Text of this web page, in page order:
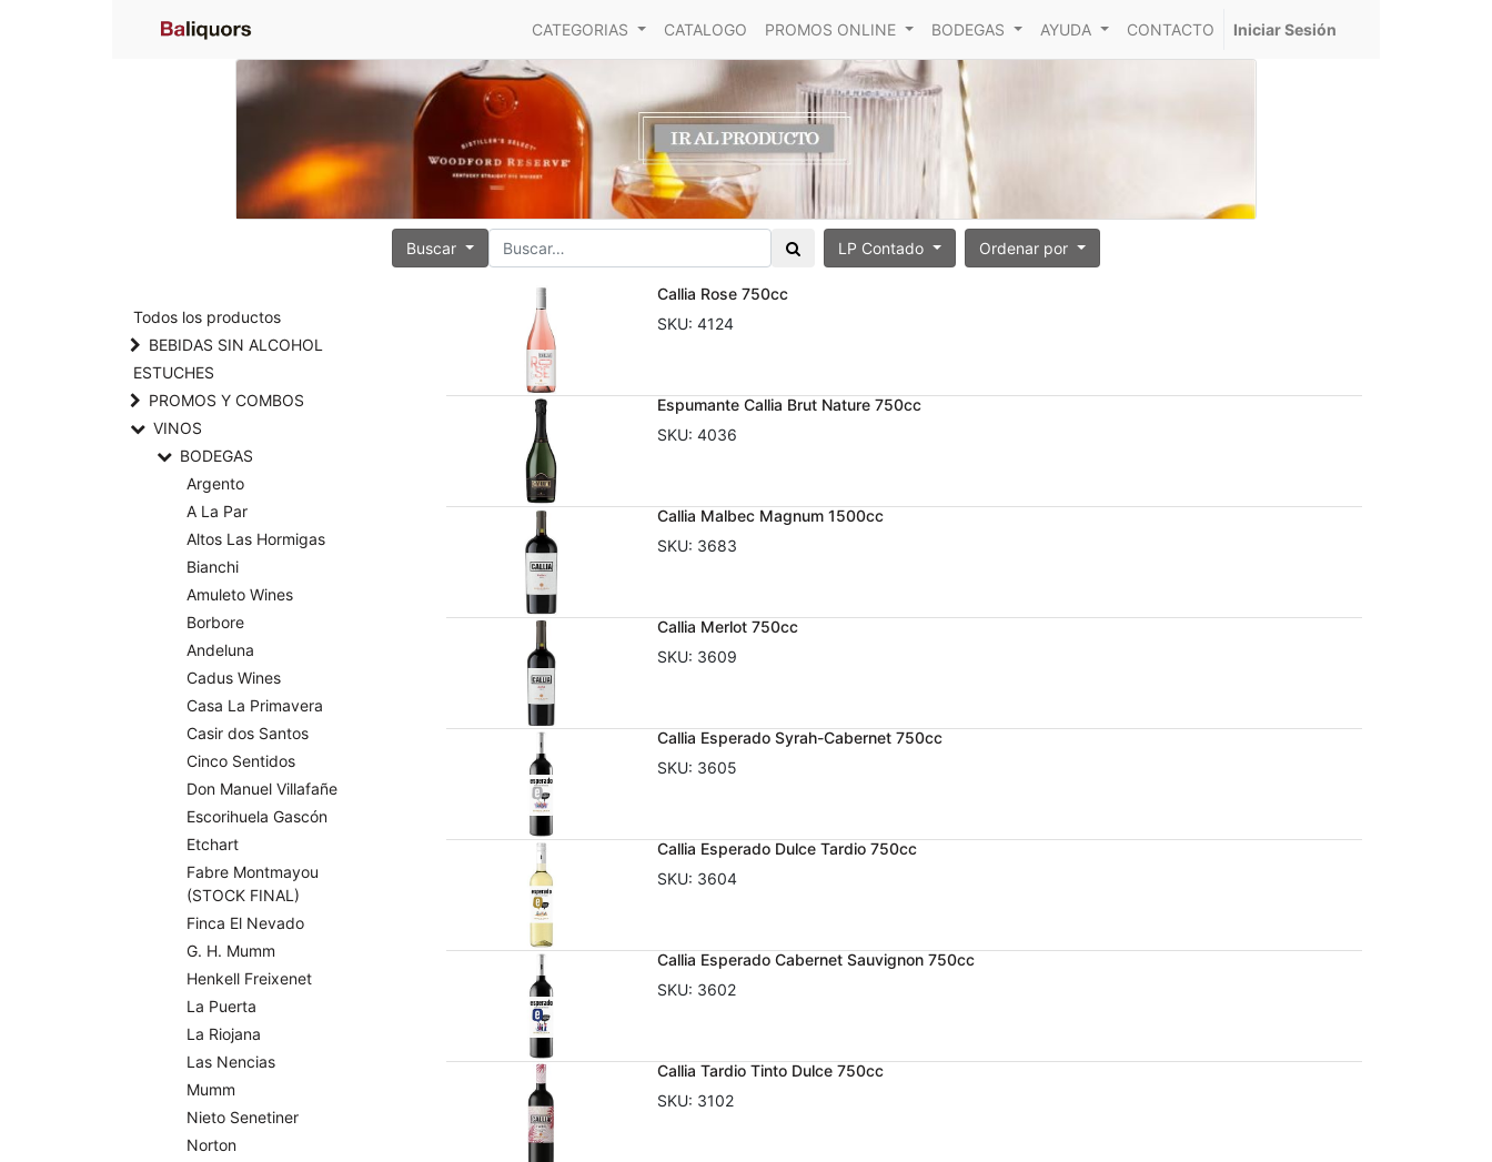
CATEGORIAS CATALOGO PROMOS ONLINE BODEGAS AYUDA CONTACTO Iniciar Sesión
Buscar LP Contado Ordenar por
Todos los productos
BEBIDAS SIN ALCOHOL
ESTUCHES
PROMOS Y COMBOS
VINOS
BODEGAS
Argento
A La Par
Altos Las Hormigas
Bianchi
Amuleto Wines
Borbore
Andeluna
Cadus Wines
Casa La Primavera
Casir dos Santos
Cinco Sentidos
Don Manuel Villafañe
Escorihuela Gascón
Etchart
Fabre Montmayou
(STOCK FINAL)
Finca El Nevado
G. H. Mumm
Henkell Freixenet
La Puerta
La Riojana
Las Nencias
Mumm
Nieto Senetiner
Norton
Callia Rose 750cc
SKU: 4124
Espumante Callia Brut Nature 750cc
SKU: 4036
Callia Malbec Magnum 1500cc
SKU: 3683
Callia Merlot 750cc
SKU: 3609
Callia Esperado Syrah-Cabernet 750cc
SKU: 3605
Callia Esperado Dulce Tardio 750cc
SKU: 3604
Callia Esperado Cabernet Sauvignon 750cc
SKU: 3602
Callia Tardio Tinto Dulce 750cc
SKU: 3102